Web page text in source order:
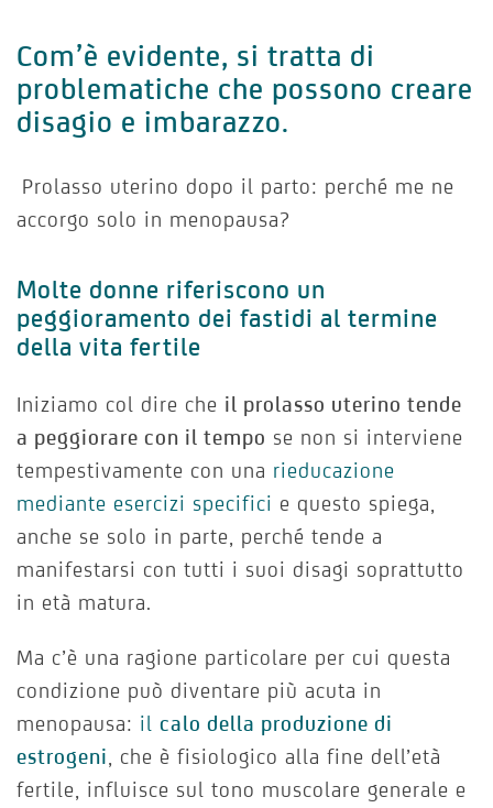
Com’è evidente, si tratta di
problematiche che possono creare
disagio e imbarazzo.
Prolasso uterino dopo il parto: perché me ne
accorgo solo in menopausa?
Molte donne riferiscono un
peggioramento dei fastidi al termine
della vita fertile
Iniziamo col dire che il prolasso uterino tende
a peggiorare con il tempo se non si interviene
tempestivamente con una rieducazione
mediante esercizi specifici e questo spiega,
anche se solo in parte, perché tende a
manifestarsi con tutti i suoi disagi soprattutto
in età matura.
Ma c’è una ragione particolare per cui questa
condizione può diventare più acuta in
menopausa: il calo della produzione di
estrogeni , che è fisiologico alla fine dell’età
fertile, influisce sul tono muscolare generale e